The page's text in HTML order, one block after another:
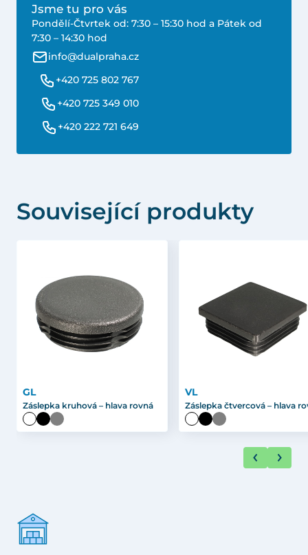
Jsme tu pro vás
Pondělí-Čtvrtek od: 7:30 – 15:30 hod a Pátek od
7:30 – 14:30 hod
info@dualpraha.cz
+420 725 802 767
+420 725 349 010
+420 222 721 649
Související produkty
GL
Záslepka kruhová – hlava rovná
VL
Záslepka čtvercová – hlava